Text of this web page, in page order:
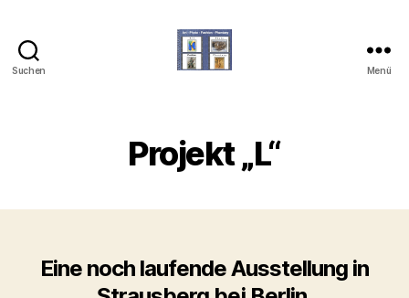
Suchen
phantasy
Menü
Projekt „L“
Eine noch laufende Ausstellung in